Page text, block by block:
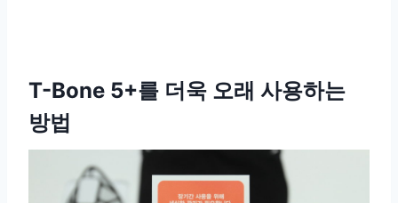
T-Bone 5+를 더욱 오래 사용하는
방법